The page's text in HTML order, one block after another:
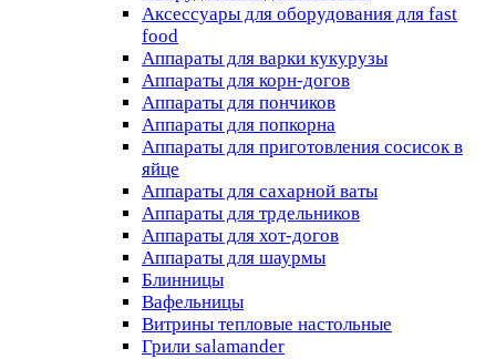
Аксессуары для оборудования для fast
food
Аппараты для варки кукурузы
Аппараты для корн-догов
Аппараты для пончиков
Аппараты для попкорна
Аппараты для приготовления сосисок в
яйце
Аппараты для сахарной ваты
Аппараты для трдельников
Аппараты для хот-догов
Аппараты для шаурмы
Блинницы
Вафельницы
Витрины тепловые настольные
Грили salamander